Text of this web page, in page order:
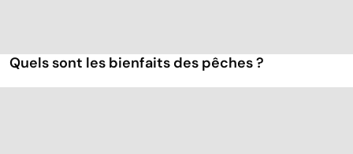
Quels sont les bienfaits des pêches ?